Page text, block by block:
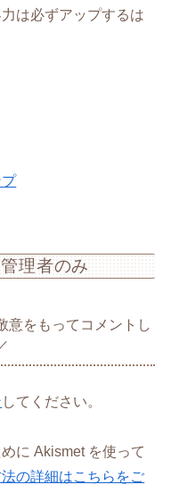
は必ずアップするは
理者のみ
意をもってコメントし
してください。
に Akismet を使って
の詳細はこちらをご